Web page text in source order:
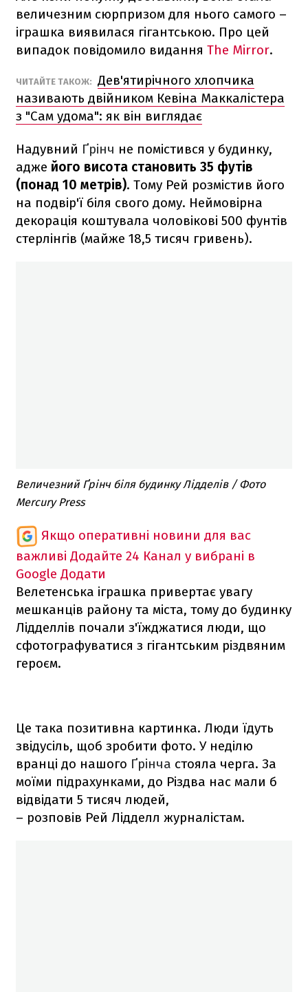
величезним сюрпризом для нього самого –
іграшка виявилася гігантською. Про цей
випадок повідомило видання The Mirror.
ЧИТАЙТЕ ТАКОЖ: Дев'ятирічного хлопчика
називають двійником Кевіна Маккалістера
з "Сам удома": як він виглядає
Надувний Ґрінч не помістився у будинку,
адже його висота становить 35 футів
(понад 10 метрів). Тому Рей розмістив його
на подвір'ї біля свого дому. Неймовірна
декорація коштувала чоловікові 500 фунтів
стерлінгів (майже 18,5 тисяч гривень).
Величезний Ґрінч біля будинку Лідделів / Фото
Mercury Press
Якщо оперативні новини для вас
важливі Додайте 24 Канал у вибрані в
Google Додати
Велетенська іграшка привертає увагу
мешканців району та міста, тому до будинку
Лідделлів почали з'їжджатися люди, що
сфотографуватися з гігантським різдвяним
героєм.
Це така позитивна картинка. Люди їдуть
звідусіль, щоб зробити фото. У неділю
вранці до нашого Ґрінча стояла черга. За
моїми підрахунками, до Різдва нас мали б
відвідати 5 тисяч людей,
– розповів Рей Лідделл журналістам.